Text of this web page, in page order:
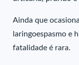
Ainda que
laringoespasmo e
fatalidade é rara.